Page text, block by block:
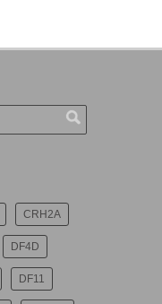
CRH2A
DF4D
DF11